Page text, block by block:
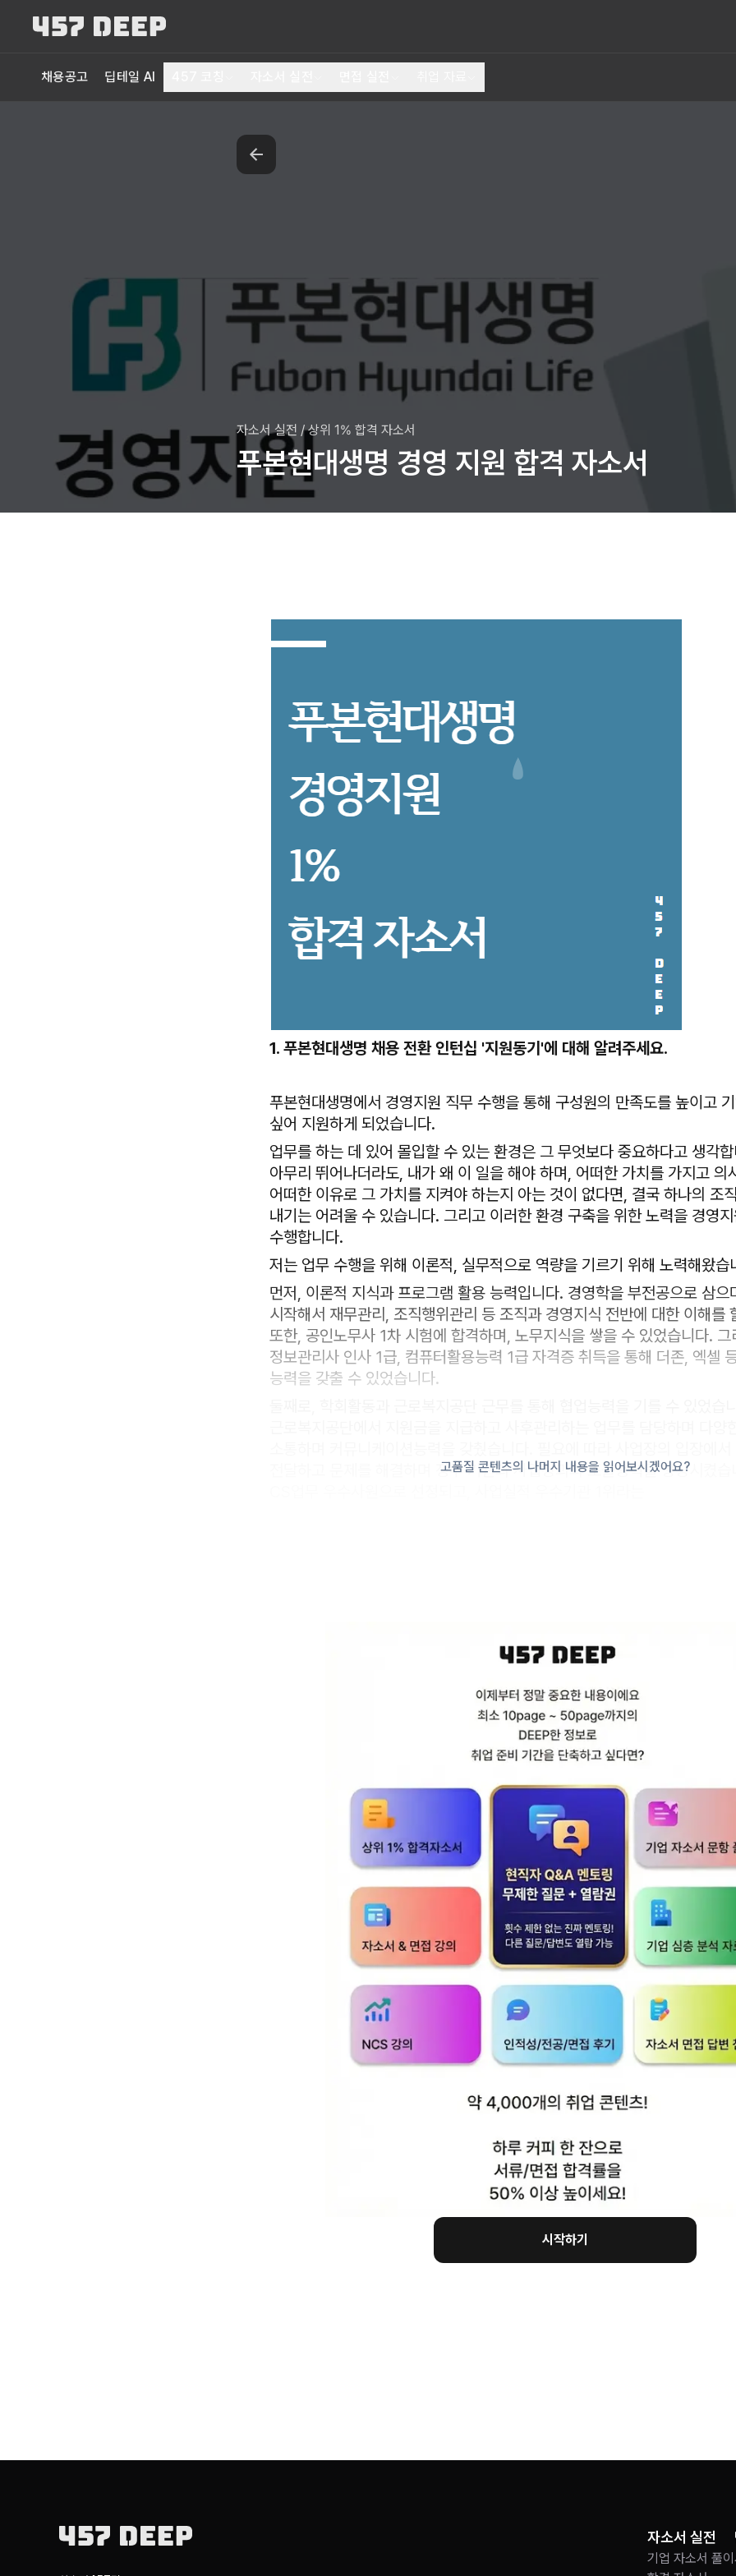
채용공고 딥테일 AI
자소서 실전 /상위 1% 합격 자소서
푸본현대생명 경영 지원 합격 자소서
1. 푸본현대생명 채용 전환 인턴십 '지원동기'에 대해 알려주세요.
푸본현대생명에서 경영지원 직무 수행을 통해 구성원의 만족도를 높이고
싶어 지원하게 되었습니다.
업무를 하는 데 있어 몰입할 수 있는 환경은 그 무엇보다 중요하다고 생각합
아무리 뛰어나더라도, 내가 왜 이 일을 해야 하며, 어떠한 가치를 가지고 의
어떠한 이유로 그 가치를 지켜야 하는지 아는 것이 없다면, 결국 하나의 조
내기는 어려울 수 있습니다. 그리고 이러한 환경 구축을 위한 노력을 경영
수행합니다.
저는 업무 수행을 위해 이론적, 실무적으로 역량을 기르기 위해 노력해왔습
먼저, 이론적 지식과 프로그램 활용 능력입니다. 경영학을 부전공으로 삼으
시작해서 재무관리, 조직행위관리 등 조직과 경영지식 전반에 대한 이해를
또한, 공인노무사 1차 시험에 합격하며, 노무지식을 쌓을 수 있었습니다.
정보관리사 인사 1급, 컴퓨터활용능력 1급 자격증 취득을 통해 더존, 엑셀
능력을 갖출 수 있었습니다.
전달하고 문제를 해결하며 정부 기관과 사업장과의 조율능력을 향상시켰습
고품질 콘텐츠의 나머지 내용을 읽어보시겠어요?
시작하기
자소서 실전
기업 자소서 풀이